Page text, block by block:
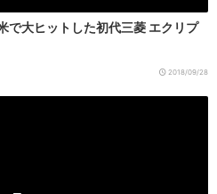
で大ヒットした初代三菱 エクリプ
2018/09/28